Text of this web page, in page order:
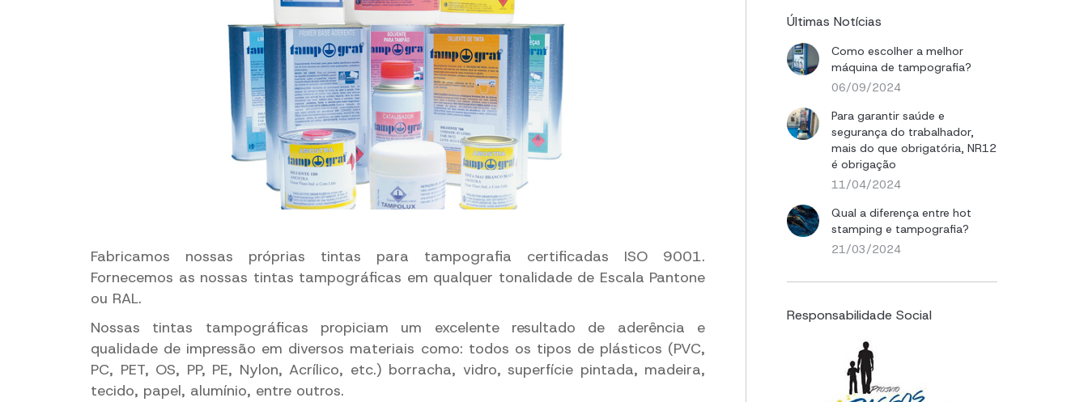
Fabricamos nossas próprias tintas para tampografia certificadas ISO 9001.
Fornecemos as nossas tintas tampográficas em qualquer tonalidade de Escala Pantone
ou RAL.
Nossas tintas tampográficas propiciam um excelente resultado de aderência e
qualidade de impressão em diversos materiais como: todos os tipos de plásticos (PVC,
PC, PET, OS, PP, PE, Nylon, Acrílico, etc.) borracha, vidro, superfície pintada, madeira,
tecido, papel, alumínio, entre outros.
Últimas Notícias
Como escolher a melhor
máquina de tampografia?
06/09/2024
Para garantir saúde e
segurança do trabalhador,
mais do que obrigatória, NR12
é obrigação
11/04/2024
Qual a diferença entre hot
stamping e tampografia?
21/03/2024
Responsabilidade Social